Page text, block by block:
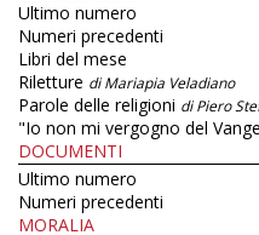
Ultimo numero
Numeri precedenti
Libri del mese
Riletture di Mariapia Veladiano
Parole delle religioni di Piero
"Io non mi vergogno del
DOCUMENTI
Ultimo numero
Numeri precedenti
MORALIA